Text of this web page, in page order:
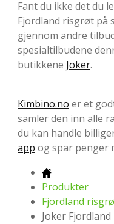
Fant du ikke det du
Fjordland risgrøt på
gjennom andre
spesialtilbudene
butikkene Joker.
Kimbino.no er et
samler den inn alle
du kan handle
app og spar penger
Produkter
Fjordland
Joker